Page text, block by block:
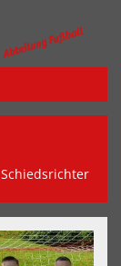
Schiedsrichter